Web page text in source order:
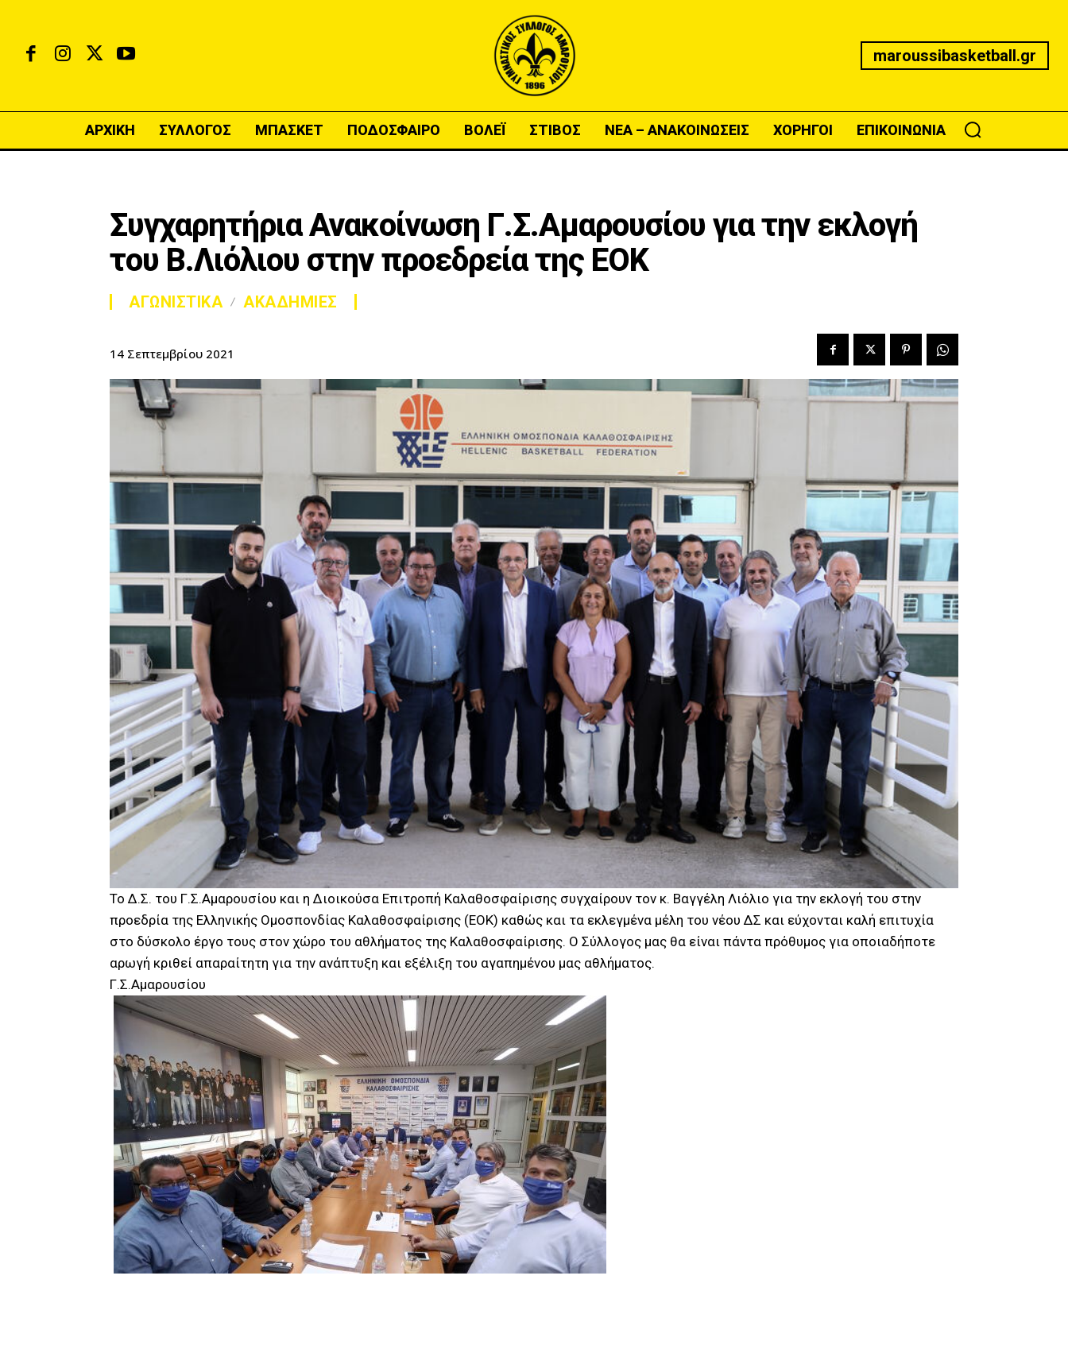
maroussibasketball.gr
ΑΡΧΙΚΗ ΣΥΛΛΟΓΟΣ ΜΠΑΣΚΕΤ ΠΟΔΟΣΦΑΙΡΟ ΒΟΛΕΪ ΣΤΙΒΟΣ ΝΕΑ – ΑΝΑΚΟΙΝΩΣΕΙΣ ΧΟΡΗΓΟΙ ΕΠΙΚΟΙΝΩΝΙΑ
Συγχαρητήρια Ανακοίνωση Γ.Σ.Αμαρουσίου για την εκλογή
του Β.Λιόλιου στην προεδρεία της ΕΟΚ
ΑΓΩΝΙΣΤΙΚΑ ΑΚΑΔΗΜΙΕΣ
14 Σεπτεμβρίου 2021
Το Δ.Σ. του Γ.Σ.Αμαρουσίου και η Διοικούσα Επιτροπή Καλαθοσφαίρισης συγχαίρουν τον κ. Βαγγέλη Λιόλιο για την εκλογή του στην
προεδρία της Ελληνικής Ομοσπονδίας Καλαθοσφαίρισης (ΕΟΚ) καθώς και τα εκλεγμένα μέλη του νέου ΔΣ και εύχονται καλή επιτυχία
στο δύσκολο έργο τους στον χώρο του αθλήματος της Καλαθοσφαίρισης. Ο Σύλλογος μας θα είναι πάντα πρόθυμος για οποιαδήποτε
αρωγή κριθεί απαραίτητη για την ανάπτυξη και εξέλιξη του αγαπημένου μας αθλήματος.
Γ.Σ.Αμαρουσίου